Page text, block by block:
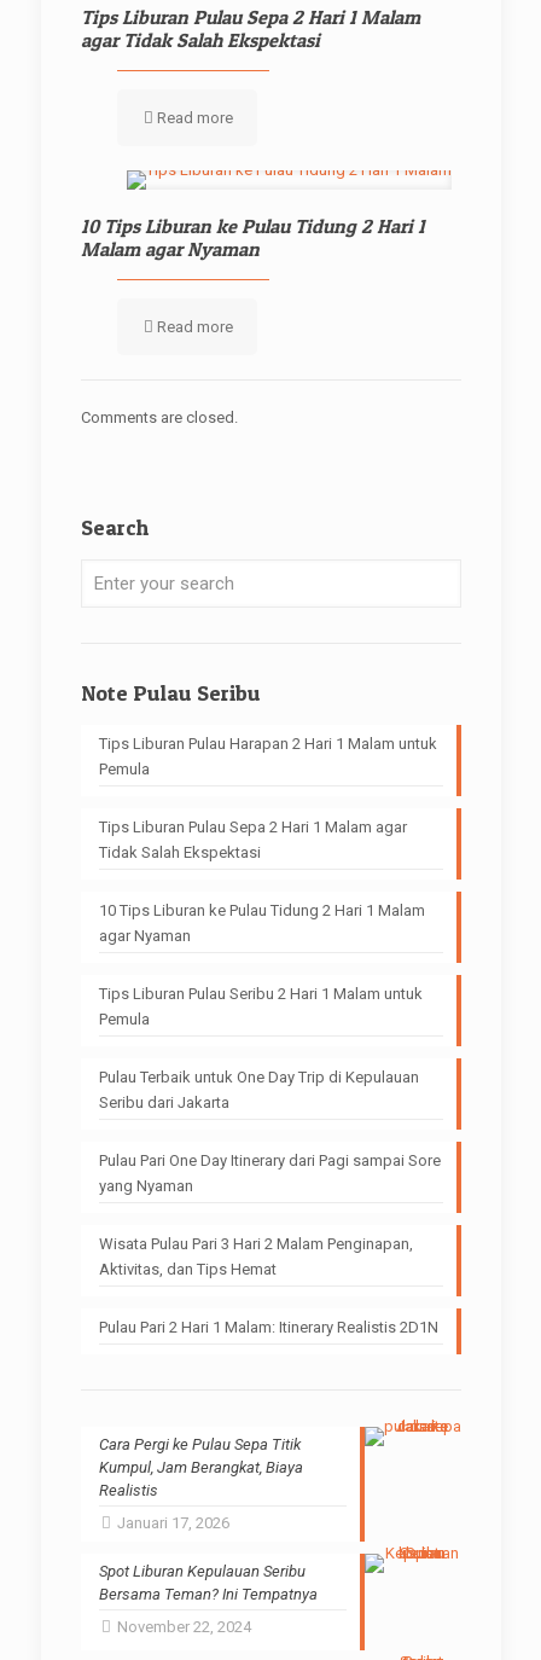
Tips Liburan Pulau Sepa 2 Hari 1 Malam
agar Tidak Salah Ekspektasi
Read more
10 Tips Liburan ke Pulau Tidung 2 Hari 1
Malam agar Nyaman
Read more
Comments are closed.
Search
Note Pulau Seribu
Tips Liburan Pulau Harapan 2 Hari 1 Malam untuk
Pemula
Tips Liburan Pulau Sepa 2 Hari 1 Malam agar
Tidak Salah Ekspektasi
10 Tips Liburan ke Pulau Tidung 2 Hari 1 Malam
agar Nyaman
Tips Liburan Pulau Seribu 2 Hari 1 Malam untuk
Pemula
Pulau Terbaik untuk One Day Trip di Kepulauan
Seribu dari Jakarta
Pulau Pari One Day Itinerary dari Pagi sampai Sore
yang Nyaman
Wisata Pulau Pari 3 Hari 2 Malam Penginapan,
Aktivitas, dan Tips Hemat
Pulau Pari 2 Hari 1 Malam: Itinerary Realistis 2D1N
Cara Pergi ke Pulau Sepa Titik
Kumpul, Jam Berangkat, Biaya
Realistis
Januari 17, 2026
Spot Liburan Kepulauan Seribu
Bersama Teman? Ini Tempatnya
November 22, 2024